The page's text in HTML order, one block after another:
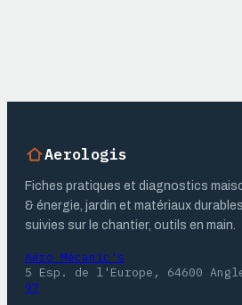
Aerologis
Fiches pratiques et diagnostics
& énergie, jardin et matériaux
suivies sur le chantier, outils en main.
Aéro Mécanic's
5 Esp. de l'Europe, 64600
97